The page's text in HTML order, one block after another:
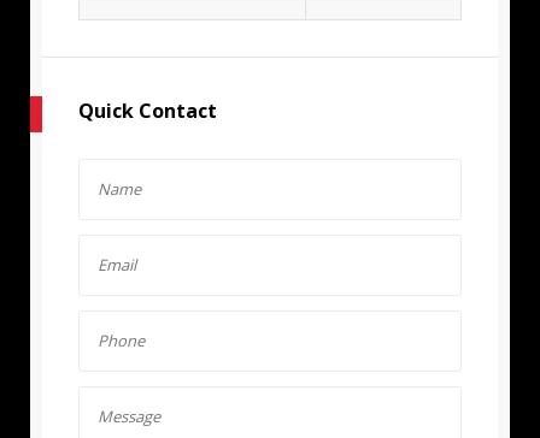
Quick Contact